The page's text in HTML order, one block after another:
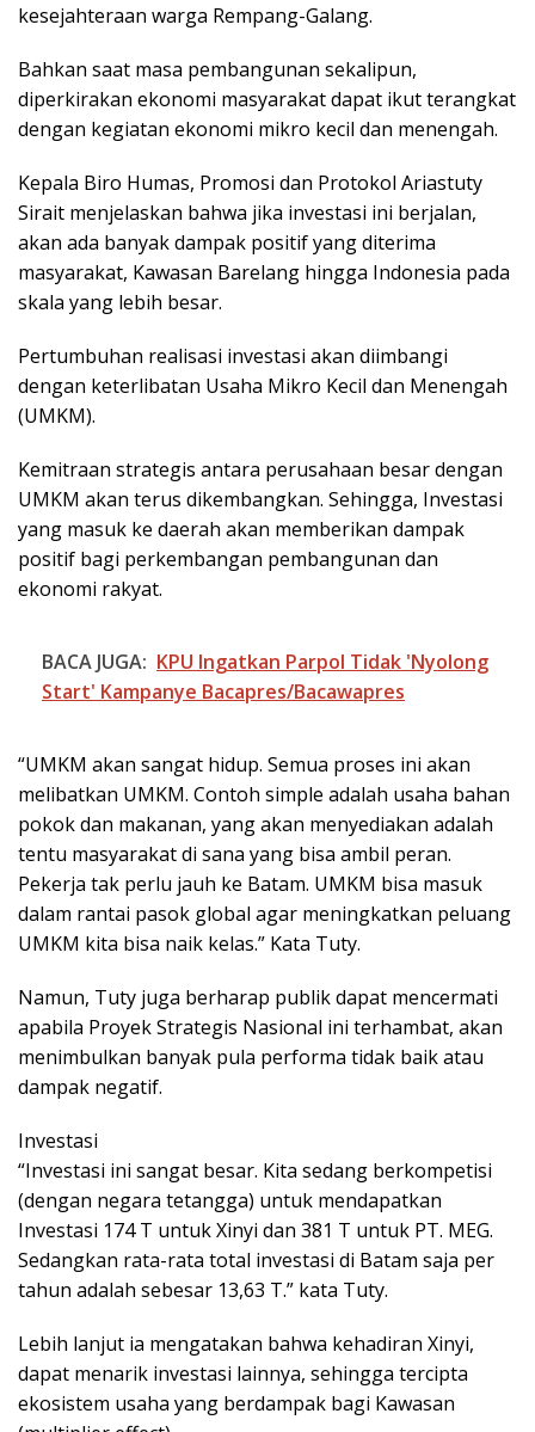
kesejahteraan warga Rempang-Galang.
Bahkan saat masa pembangunan sekalipun,
diperkirakan ekonomi masyarakat dapat ikut terangkat
dengan kegiatan ekonomi mikro kecil dan menengah.
Kepala Biro Humas, Promosi dan Protokol Ariastuty
Sirait menjelaskan bahwa jika investasi ini berjalan,
akan ada banyak dampak positif yang diterima
masyarakat, Kawasan Barelang hingga Indonesia pada
skala yang lebih besar.
Pertumbuhan realisasi investasi akan diimbangi
dengan keterlibatan Usaha Mikro Kecil dan Menengah
(UMKM).
Kemitraan strategis antara perusahaan besar dengan
UMKM akan terus dikembangkan. Sehingga, Investasi
yang masuk ke daerah akan memberikan dampak
positif bagi perkembangan pembangunan dan
ekonomi rakyat.
BACA JUGA: ​KPU Ingatkan Parpol Tidak 'Nyolong
Start' Kampanye Bacapres/Bacawapres
“UMKM akan sangat hidup. Semua proses ini akan
melibatkan UMKM. Contoh simple adalah usaha bahan
pokok dan makanan, yang akan menyediakan adalah
tentu masyarakat di sana yang bisa ambil peran.
Pekerja tak perlu jauh ke Batam. UMKM bisa masuk
dalam rantai pasok global agar meningkatkan peluang
UMKM kita bisa naik kelas.” Kata Tuty.
Namun, Tuty juga berharap publik dapat mencermati
apabila Proyek Strategis Nasional ini terhambat, akan
menimbulkan banyak pula performa tidak baik atau
dampak negatif.
Investasi
“Investasi ini sangat besar. Kita sedang berkompetisi
(dengan negara tetangga) untuk mendapatkan
Investasi 174 T untuk Xinyi dan 381 T untuk PT. MEG.
Sedangkan rata-rata total investasi di Batam saja per
tahun adalah sebesar 13,63 T.” kata Tuty.
Lebih lanjut ia mengatakan bahwa kehadiran Xinyi,
dapat menarik investasi lainnya, sehingga tercipta
ekosistem usaha yang berdampak bagi Kawasan